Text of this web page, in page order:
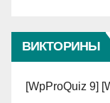
ВИКТОРИНЫ
[WpProQuiz 9]